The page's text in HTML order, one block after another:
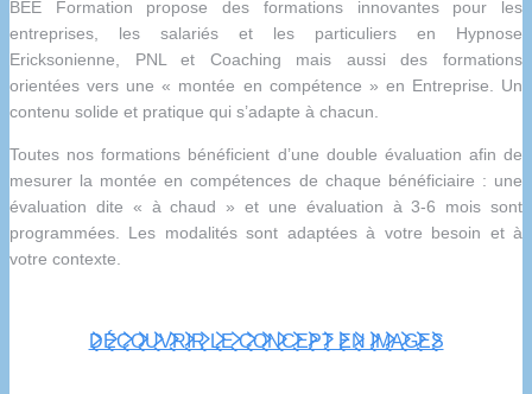
BEE Formation propose des formations innovantes pour les
entreprises, les salariés et les particuliers en Hypnose
Ericksonienne, PNL et Coaching mais aussi des formations
orientées vers une « montée en compétence » en Entreprise. Un
contenu solide et pratique qui s’adapte à chacun.
Toutes nos formations bénéficient d’une double évaluation afin de
mesurer la montée en compétences de chaque bénéficiaire : une
évaluation dite « à chaud » et une évaluation à 3-6 mois sont
programmées. Les modalités sont adaptées à votre besoin et à
votre contexte.
DÉCOUVRIR LE CONCEPT EN IMAGES